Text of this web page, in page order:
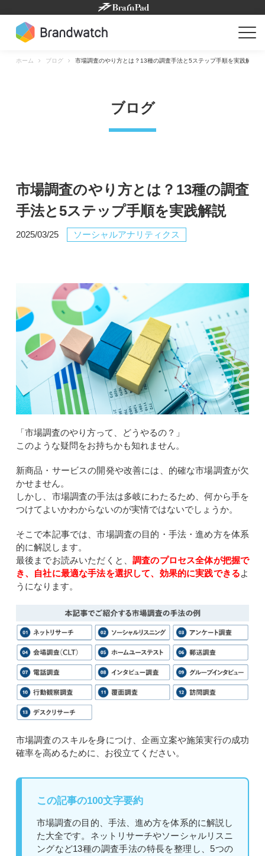
content
ホーム ブログ 市場調査のやり方とは？13種の調査手法と5ステップ手順を実践解説
ブログ
市場調査のやり方とは？13種の調査
手法と5ステップ手順を実践解説
2025/03/25 ソーシャルアナリティクス
「市場調査のやり方って、どうやるの？」
このような疑問をお持ちかも知れません。
新商品・サービスの開発や改善には、的確な市場調査が欠
かせません。
しかし、市場調査の手法は多岐にわたるため、何から手を
つけてよいかわからないのが実情ではないでしょうか。
そこで本記事では、市場調査の目的・手法・進め方を体系
的に解説します。
最後までお読みいただくと、調査のプロセス全体が把握で
き、自社に最適な手法を選択して、効果的に実践できるよ
うになります。
市場調査のスキルを身につけ、企画立案や施策実行の成功
確率を高めるために、お役立てください。
この記事の100文字要約
市場調査の目的、手法、進め方を体系的に解説し
た大全です。ネットリサーチやソーシャルリスニ
ングなど13種の調査手法の特長を整理し、5つの